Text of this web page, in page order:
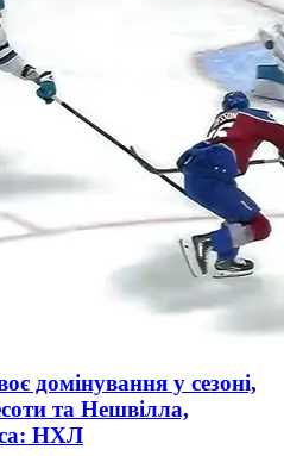
домінування у сезоні,
та Нешвілла,
НХЛ